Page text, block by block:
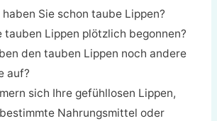
Sie schon taube Lippen?
tauben Lippen plötzlich begonnen?
den tauben Lippen noch andere
auf?
sich Ihre gefühllosen Lippen,
Nahrungsmittel oder